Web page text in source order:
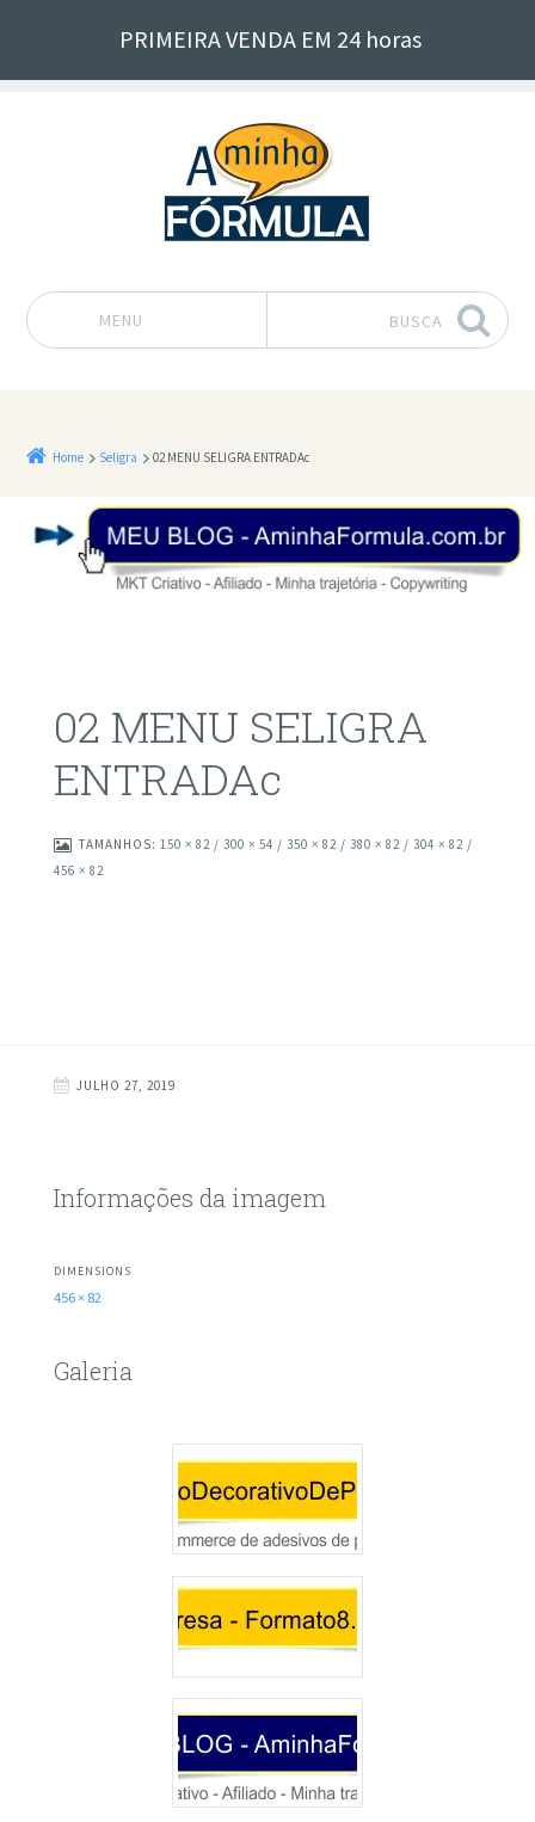
PRIMEIRA VENDA EM 24 horas
MENU BUSCA
Home Seligra 02 MENU SELIGRA ENTRADAc
02 MENU SELIGRA
ENTRADAc
TAMANHOS: 150 × 82 / 300 × 54 / 350 × 82 / 380 × 82 / 304 × 82 /
456 × 82
JULHO 27, 2019
Informações da imagem
DIMENSIONS
456 × 82
Galeria